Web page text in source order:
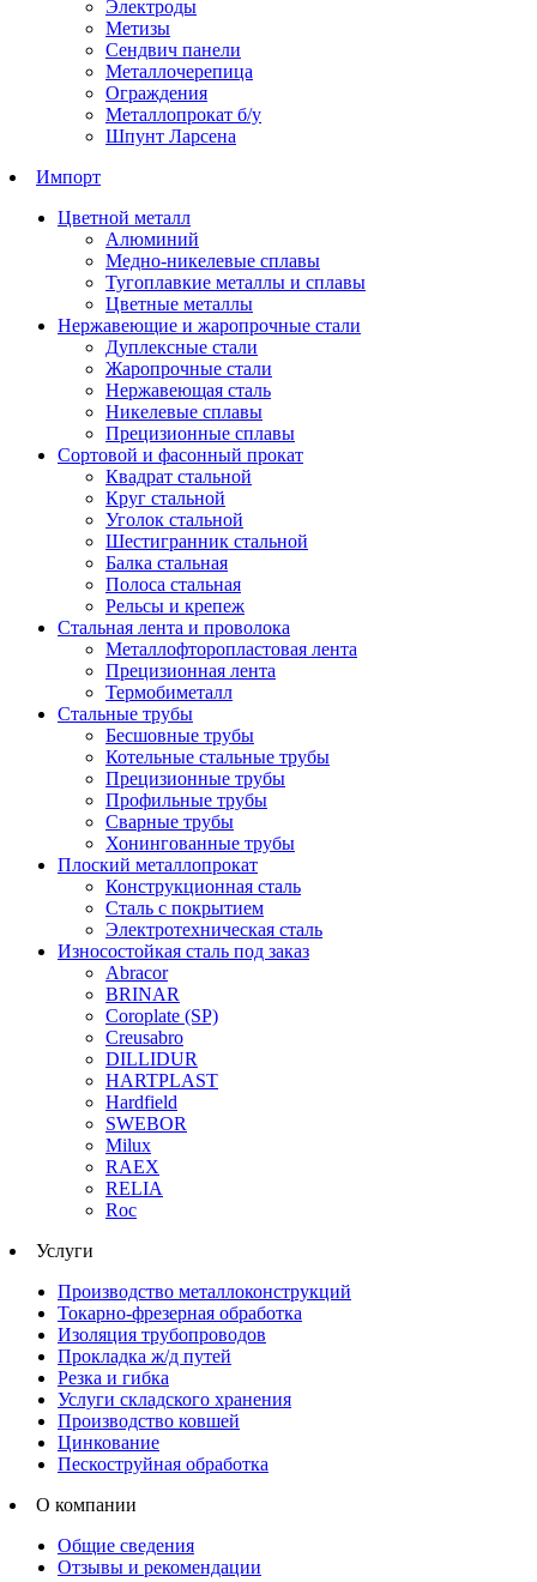
Электроды
Метизы
Сендвич панели
Металлочерепица
Ограждения
Металлопрокат б/у
Шпунт Ларсена
Импорт
Цветной металл
Алюминий
Медно-никелевые сплавы
Тугоплавкие металлы и сплавы
Цветные металлы
Нержавеющие и жаропрочные стали
Дуплексные стали
Жаропрочные стали
Нержавеющая сталь
Никелевые сплавы
Прецизионные сплавы
Сортовой и фасонный прокат
Квадрат стальной
Круг стальной
Уголок стальной
Шестигранник стальной
Балка стальная
Полоса стальная
Рельсы и крепеж
Стальная лента и проволока
Металлофторопластовая лента
Прецизионная лента
Термобиметалл
Стальные трубы
Бесшовные трубы
Котельные стальные трубы
Прецизионные трубы
Профильные трубы
Сварные трубы
Хонингованные трубы
Плоский металлопрокат
Конструкционная сталь
Сталь с покрытием
Электротехническая сталь
Износостойкая сталь под заказ
Abracor
BRINAR
Coroplate (SP)
Creusabro
DILLIDUR
HARTPLAST
Hardfield
SWEBOR
Milux
RAEX
RELIA
Roc
Услуги
Производство металлоконструкций
Токарно-фрезерная обработка
Изоляция трубопроводов
Прокладка ж/д путей
Резка и гибка
Услуги складского хранения
Производство ковшей
Цинкование
Пескоструйная обработка
О компании
Общие сведения
Отзывы и рекомендации